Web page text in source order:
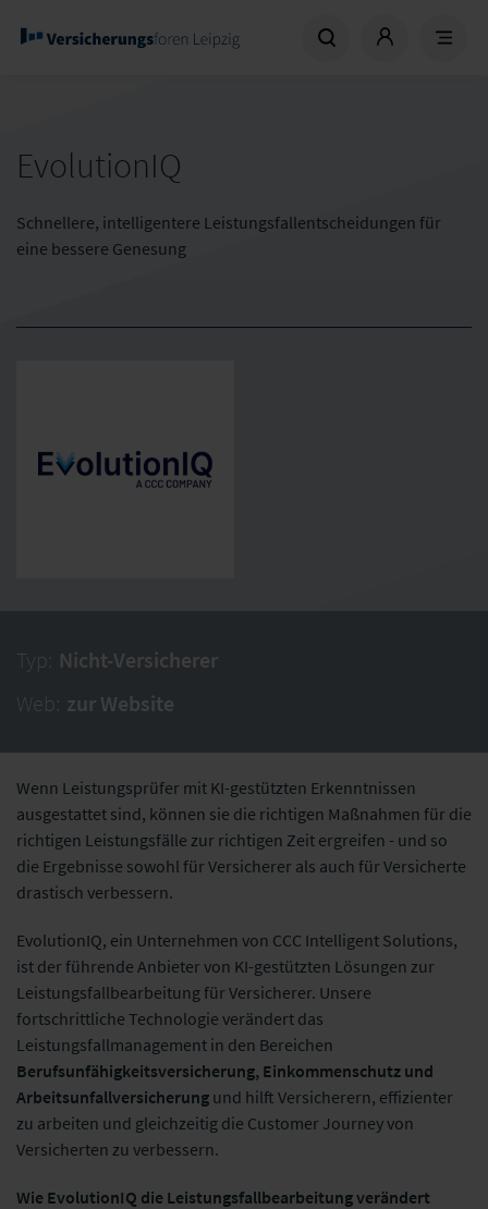
EvolutionIQ
Schnellere, intelligentere Leistungsfallentscheidungen für
eine bessere Genesung
Typ: Nicht-Versicherer
Web: zur Website
Wenn Leistungsprüfer mit KI-gestützten Erkenntnissen
ausgestattet sind, können sie die richtigen Maßnahmen für die
richtigen Leistungsfälle zur richtigen Zeit ergreifen - und so
die Ergebnisse sowohl für Versicherer als auch für Versicherte
drastisch verbessern.
EvolutionIQ, ein Unternehmen von CCC Intelligent Solutions,
ist der führende Anbieter von KI-gestützten Lösungen zur
Leistungsfallbearbeitung für Versicherer. Unsere
fortschrittliche Technologie verändert das
Leistungsfallmanagement in den Bereichen
Berufsunfähigkeitsversicherung, Einkommenschutz und
Arbeitsunfallversicherung und hilft Versicherern, effizienter
zu arbeiten und gleichzeitig die Customer Journey von
Versicherten zu verbessern.
Wie EvolutionIQ die Leistungsfallbearbeitung verändert